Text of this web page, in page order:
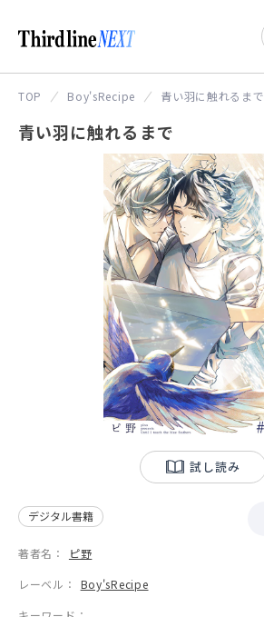
TOP Boy'sRecipe 青い羽に触れるまで
青い羽に触れるまで
試し読み
デジタル書籍
著者名：
ピ野
レーベル：
Boy'sRecipe